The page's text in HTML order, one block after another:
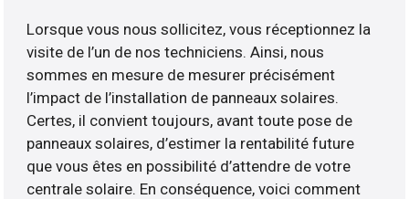
Lorsque vous nous sollicitez, vous réceptionnez la
visite de l’un de nos techniciens. Ainsi, nous
sommes en mesure de mesurer précisément
l’impact de l’installation de panneaux solaires.
Certes, il convient toujours, avant toute pose de
panneaux solaires, d’estimer la rentabilité future
que vous êtes en possibilité d’attendre de votre
centrale solaire. En conséquence, voici comment